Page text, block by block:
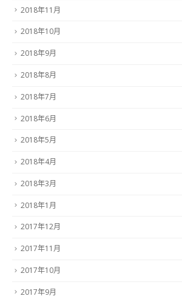
2018年11月
2018年10月
2018年9月
2018年8月
2018年7月
2018年6月
2018年5月
2018年4月
2018年3月
2018年1月
2017年12月
2017年11月
2017年10月
2017年9月